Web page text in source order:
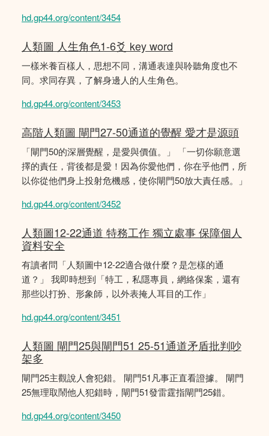
hd.gp44.org/content/3454
人類圖 人生角色1-6爻 key word
一樣米養百樣人，思想不同，溝通表達與聆聽角度也不
同。求同存異，了解身邊人的人生角色。
hd.gp44.org/content/3453
高階人類圖 閘門27-50通道的覺醒 愛才是源頭
「閘門50的深層覺醒，是愛與價值。」 「一切你願意選
擇的責任，背後都是愛！因為你愛他們，你在乎他們，所
以你從他們身上投射危機感，使你閘門50放大責任感。」
hd.gp44.org/content/3452
人類圖12-22通道 特務工作 獨立處事 保障個人
資料安全
有讀者問「人類圖中12-22適合做什麼？是怎樣的通
道？」 我即時想到「特工，私隱專員，網絡保案，還有
那些以打扮、形象師，以外表掩人耳目的工作」
hd.gp44.org/content/3451
人類圖 閘門25與閘門51 25-51通道矛盾批判吵
架多
閘門25主觀說人會犯錯。 閘門51凡事正直看證據。 閘門
25無理取鬧他人犯錯時，閘門51發雷霆指閘門25錯。
hd.gp44.org/content/3450